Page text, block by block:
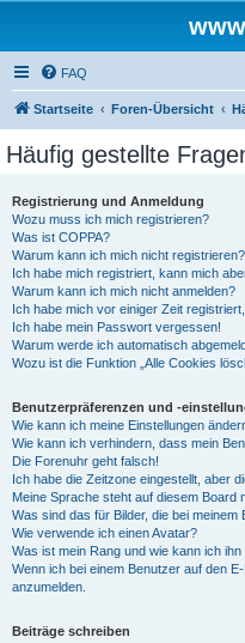
FAQ
Startseite Foren-Übersicht
Häufig gestellte
Registrierung und Anmeldung
Wozu muss ich mich registrieren?
Was ist COPPA?
Warum kann ich mich nicht registrieren?
Ich habe mich registriert, kann mich
Warum kann ich mich nicht anmelden?
Ich habe mich vor einiger Zeit
Ich habe mein Passwort vergessen!
Warum werde ich automatisch
Wozu ist die Funktion „Alle Cookies
Benutzerpräferenzen und -
Wie kann ich meine Einstellungen
Wie kann ich verhindern, dass mein
Die Forenuhr geht falsch!
Ich habe die Zeitzone eingestellt, aber
Meine Sprache steht auf diesem Board
Was sind das für Bilder, die bei
Wie verwende ich einen Avatar?
Was ist mein Rang und wie kann ich ihn
Wenn ich bei einem Benutzer auf den
anzumelden.
Beiträge schreiben